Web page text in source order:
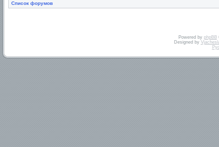
Список форумов
Powered by phpBB
Designed by